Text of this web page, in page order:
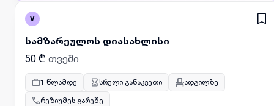
V
სამზარეულოს დიასახლისი
50 ₾ თვეში
1 წლამდე სრული განაკვეთი
ადგილზე
რეზიუმეს გარეშე